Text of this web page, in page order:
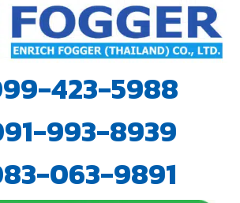
423-5988
993-8939
063-9891